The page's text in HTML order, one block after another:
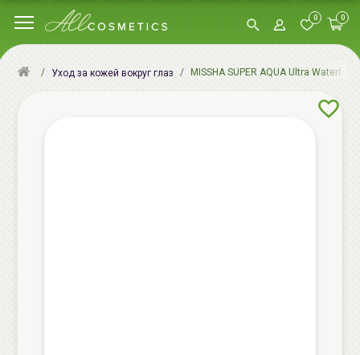
0 0
Уход за кожей вокруг глаз MISSHA SUPER AQUA Ultra